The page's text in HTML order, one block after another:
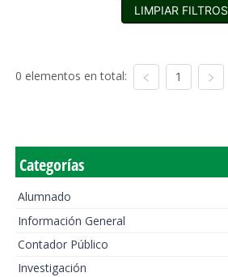
LIMPIAR FILTROS
0 elementos en total: 1
Categorías
Alumnado
Información General
Contador Público
Investigación